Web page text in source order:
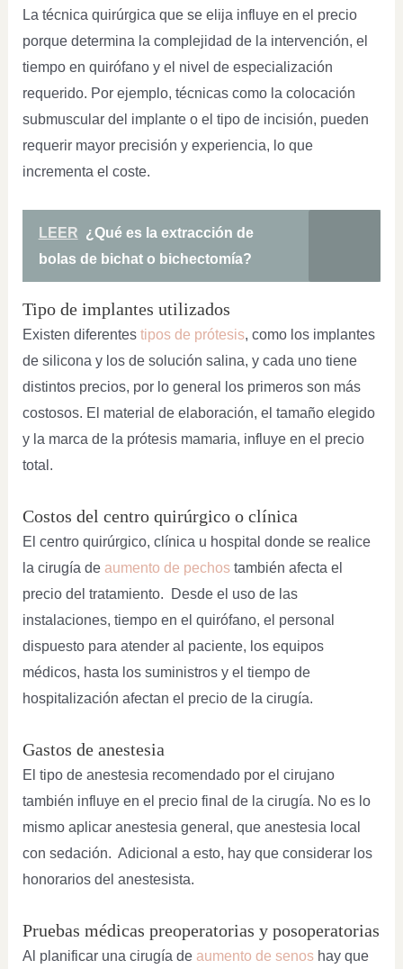
La técnica quirúrgica que se elija influye en el precio
porque determina la complejidad de la intervención, el
tiempo en quirófano y el nivel de especialización
requerido. Por ejemplo, técnicas como la colocación
submuscular del implante o el tipo de incisión, pueden
requerir mayor precisión y experiencia, lo que
incrementa el coste.
LEER ¿Qué es la extracción de
bolas de bichat o bichectomía?
Tipo de implantes utilizados
Existen diferentes tipos de prótesis, como los implantes
de silicona y los de solución salina, y cada uno tiene
distintos precios, por lo general los primeros son más
costosos. El material de elaboración, el tamaño elegido
y la marca de la prótesis mamaria, influye en el precio
total.
Costos del centro quirúrgico o clínica
El centro quirúrgico, clínica u hospital donde se realice
la cirugía de aumento de pechostambién afecta el
precio del tratamiento. Desde el uso de las
instalaciones, tiempo en el quirófano, el personal
dispuesto para atender al paciente, los equipos
médicos, hasta los suministros y el tiempo de
hospitalización afectan el precio de la cirugía.
Gastos de anestesia
El tipo de anestesia recomendado por el cirujano
también influye en el precio final de la cirugía. No es lo
mismo aplicar anestesia general, que anestesia local
con sedación. Adicional a esto, hay que considerar los
honorarios del anestesista.
Pruebas médicas preoperatorias y posoperatorias
Al planificar una cirugía de aumento de senoshay que